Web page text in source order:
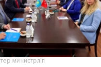
министрлігі